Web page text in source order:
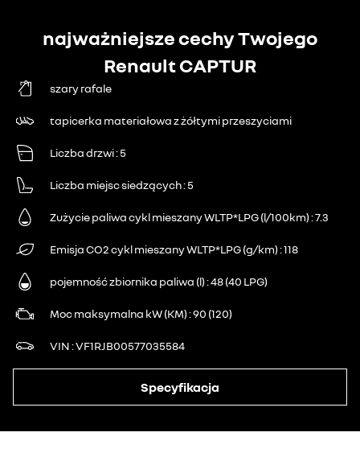
najważniejsze cechy Twojego
Renault CAPTUR
szary rafale
tapicerka materiałowa z żółtymi przeszyciami
Liczba drzwi 5
Liczba miejsc siedzących 5
Zużycie paliwa cykl mieszany WLTP*LPG (l/100km) 7.3
Emisja CO2 cykl mieszany WLTP*LPG (g/km) 118
pojemność zbiornika paliwa (l) 48 (40 LPG)
Moc maksymalna kW (KM) 90 (120)
VIN VF1RJB00577035584
Specyfikacja